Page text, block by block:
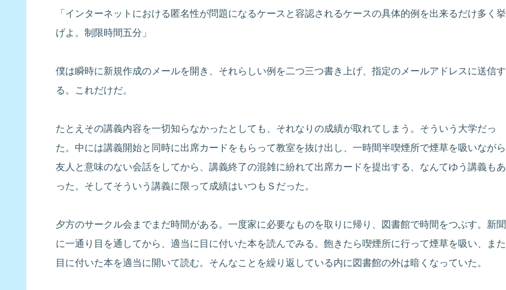
「インターネットにおける匿名性が問題になるケースと容認されるケースの具体的例を出来るだけ多く挙
げよ。制限時間五分」
僕は瞬時に新規作成のメールを開き、それらしい例を二つ三つ書き上げ、指定のメールアドレスに送信す
る。これだけだ。
たとえその講義内容を一切知らなかったとしても、それなりの成績が取れてしまう。そういう大学だっ
た。中には講義開始と同時に出席カードをもらって教室を抜け出し、一時間半喫煙所で煙草を吸いながら
友人と意味のない会話をしてから、講義終了の混雑に紛れて出席カードを提出する、なんてゆう講義もあ
った。そしてそういう講義に限って成績はいつもＳだった。
夕方のサークル会までまだ時間がある。一度家に必要なものを取りに帰り、図書館で時間をつぶす。新聞
に一通り目を通してから、適当に目に付いた本を読んでみる。飽きたら喫煙所に行って煙草を吸い、また
目に付いた本を適当に開いて読む。そんなことを繰り返している内に図書館の外は暗くなっていた。